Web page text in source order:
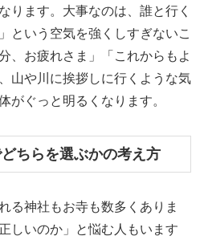
ります。大事なのは、誰と行く
という空気を強くしすぎないこ
、お疲れさま」「これからもよ
山や川に挨拶しに行くような気
がぐっと明るくなります。
ちらを選ぶかの考え方
る神社もお寺も数多くありま
しいのか」と悩む人もいます